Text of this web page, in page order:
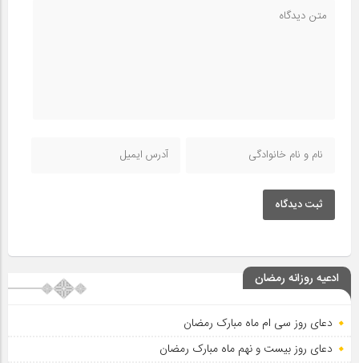
ثبت دیدگاه
ادعیه روزانه رمضان
دعای روز سی ام ماه مبارک رمضان
دعای روز بیست و نهم ماه مبارک رمضان